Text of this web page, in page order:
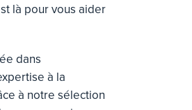
là pour vous aider
dans
à la
à notre sélection